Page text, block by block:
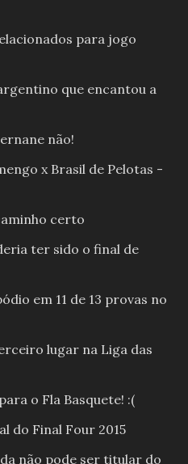
para jogo
que encantou a
não!
x Brasil de Pelotas -
certo
ter sido o final de
em 11 de 13 provas no
lugar na Liga das
o Fla Basquete! :(
do Final Four 2015
não pode ser titular do